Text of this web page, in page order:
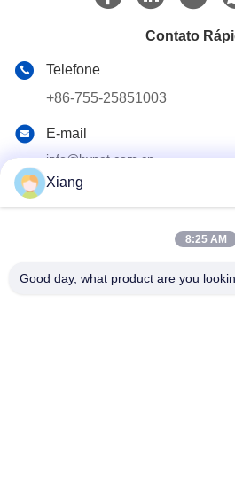
Contato
Telefone
+86-755-25851003
E-mail
info@hypet.com.cn
Endereço
Política de Privacidade |
Xiang
8:25 AM
Good day, what product are you